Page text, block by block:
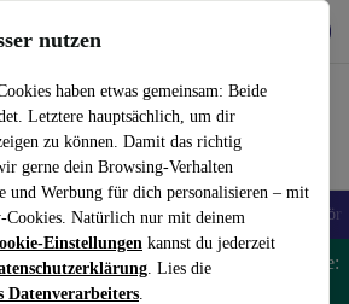
nutzen
haben etwas gemeinsam: Beide
Letztere hauptsächlich, um dir
zu können. Damit das richtig
gerne dein Browsing-Verhalten
und Werbung für dich personalisieren – mit
Natürlich nur mit deinem
Einstellungen kannst du jederzeit
. Lies die
Datenverarbeiters.
nutzen
Laptops Tablets Smartwatches Zubehör
ALLE Apple Watches & AirPods – Code: